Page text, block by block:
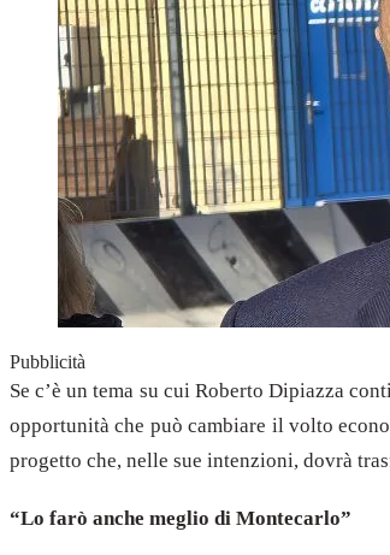
Pubblicità
Se c’è un tema su cui Roberto Dipiazza
opportunità che può cambiare il volto
progetto che, nelle sue intenzioni, dovrà
“Lo farò anche meglio di Montecarlo”